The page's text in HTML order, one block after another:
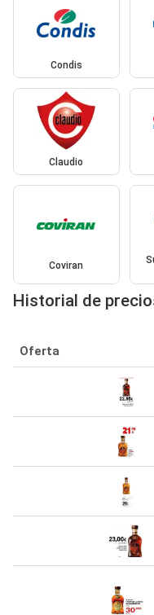
Condis
Claudio
Coviran
Historial de
Oferta